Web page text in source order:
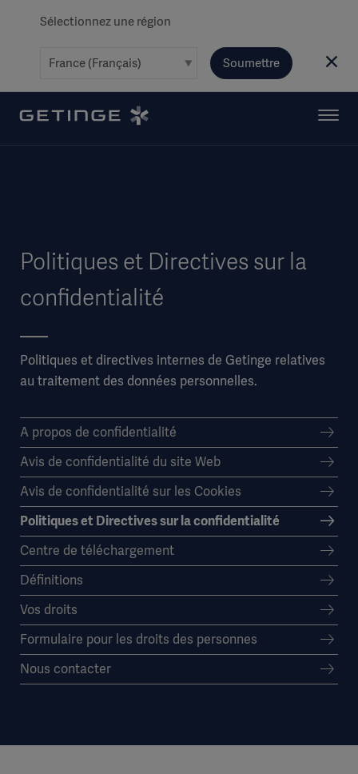
Sélectionnez une région
Soumettre
Politiques et Directives sur la
confidentialité
Politiques et directives internes de Getinge relatives
au traitement des données personnelles.
A propos de confidentialité
Avis de confidentialité du site Web
Avis de confidentialité sur les Cookies
Politiques et Directives sur la confidentialité
Centre de téléchargement
Définitions
Vos droits
Formulaire pour les droits des personnes
Nous contacter